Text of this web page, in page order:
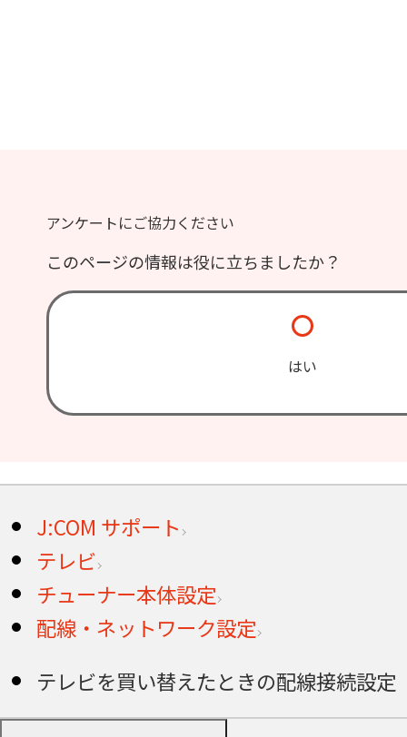
アンケートにご協力ください
このページの情報は役に立ちましたか？
はい
J:COM サポート
テレビ
チューナー本体設定
配線・ネットワーク設定
テレビを買い替えたときの配線接続設定